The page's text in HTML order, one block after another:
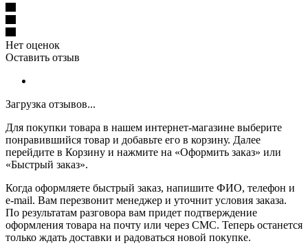
Нет оценок
Оставить отзыв
Загрузка отзывов...
Для покупки товара в нашем интернет-магазине выберите
понравившийся товар и добавьте его в корзину. Далее
перейдите в Корзину и нажмите на «Оформить заказ» или
«Быстрый заказ».
Когда оформляете быстрый заказ, напишите ФИО, телефон и
e-mail. Вам перезвонит менеджер и уточнит условия заказа.
По результатам разговора вам придет подтверждение
оформления товара на почту или через СМС. Теперь останется
только ждать доставки и радоваться новой покупке.